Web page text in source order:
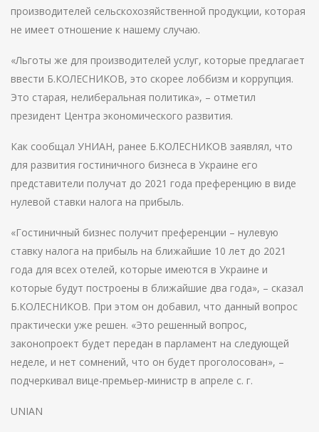
производителей сельскохозяйственной продукции, которая
не имеет отношение к нашему случаю.
«Льготы же для производителей услуг, которые предлагает
ввести Б.КОЛЕСНИКОВ, это скорее лоббизм и коррупция.
Это старая, нелиберальная политика», – отметил
президент Центра экономического развития.
Как сообщал УНИАН, ранее Б.КОЛЕСНИКОВ заявлял, что
для развития гостиничного бизнеса в Украине его
представители получат до 2021 года преференцию в виде
нулевой ставки налога на прибыль.
«Гостиничный бизнес получит преференции – нулевую
ставку налога на прибыль на ближайшие 10 лет до 2021
года для всех отелей, которые имеются в Украине и
которые будут построены в ближайшие два года», – сказал
Б.КОЛЕСНИКОВ. При этом он добавил, что данный вопрос
практически уже решен. «Это решенный вопрос,
законопроект будет передан в парламент на следующей
неделе, и нет сомнений, что он будет проголосован», –
подчеркивал вице-премьер-министр в апреле с. г.
UNIAN